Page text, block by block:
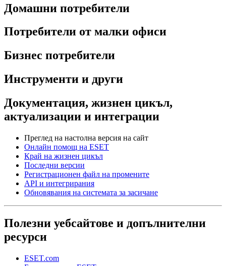
Домашни потребители
Потребители от малки офиси
Бизнес потребители
Инструменти и други
Документация, жизнен цикъл,
актуализации и интеграции
Преглед на настолна версия на сайт
Онлайн помощ на ESET
Край на жизнен цикъл
Последни версии
Регистрационен файл на промените
API и интегрирания
Обновявания на системата за засичане
Полезни уебсайтове и допълнителни
ресурси
ESET.com